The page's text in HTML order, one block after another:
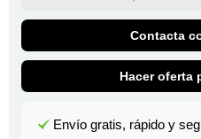
Contacta
Hacer oferta
Envío gratis, rápido y